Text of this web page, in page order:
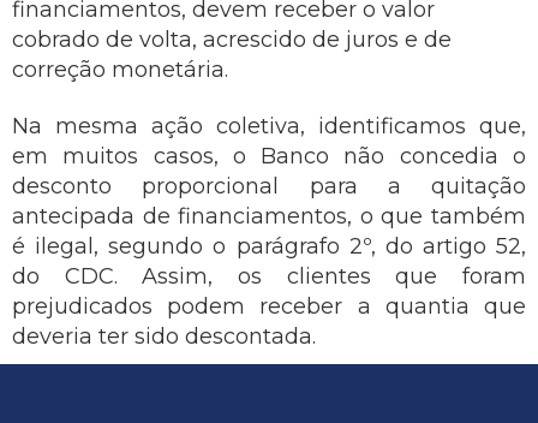
financiamentos, devem receber o valor
cobrado de volta, acrescido de juros e de
correção monetária.
Na mesma ação coletiva, identificamos que,
em muitos casos, o Banco não concedia o
desconto proporcional para a quitação
antecipada de financiamentos, o que também
é ilegal, segundo o parágrafo 2º, do artigo 52,
do CDC. Assim, os clientes que foram
prejudicados podem receber a quantia que
deveria ter sido descontada.